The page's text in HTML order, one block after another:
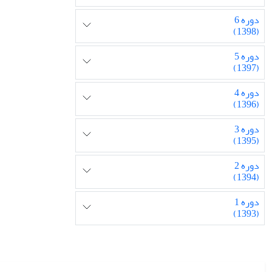
دوره 6
(1398)
دوره 5
(1397)
دوره 4
(1396)
دوره 3
(1395)
دوره 2
(1394)
دوره 1
(1393)